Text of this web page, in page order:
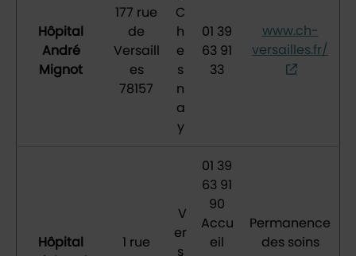
Hôpital
André
Mignot
177 rue
de
Versaill
es
78157
C
h
e
s
n
a
y
01 39
63 91
33
www.ch-
versailles.fr/
Hôpital
1 rue
V
er
s
01 39
63 91
90
Accu
eil
Permanence
des soins